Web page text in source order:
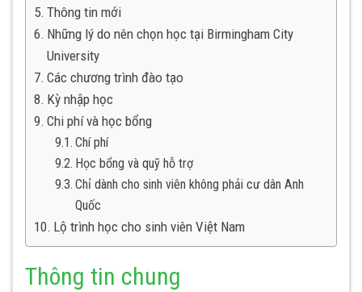
Thông tin mới
Những lý do nên chọn học tại Birmingham City
University
Các chương trình đào tạo
Kỳ nhập học
Chi phí và học bổng
Chí phí
Học bổng và quỹ hỗ trợ
Chỉ dành cho sinh viên không phải cư dân Anh
Quốc
Lộ trình học cho sinh viên Việt Nam
Thông tin chung